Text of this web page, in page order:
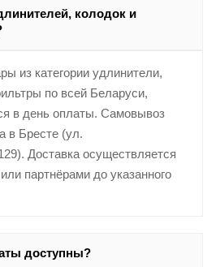
колодок и
из категории удлинители,
по всей Беларуси,
в день оплаты. Самовывоз
в Бресте (ул.
Доставка осуществляется
партнёрами до указанного
доступны?